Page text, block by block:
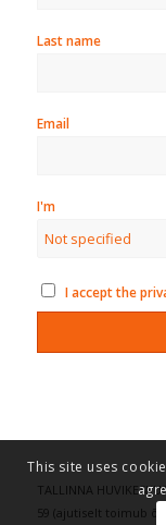
Last name
Email
I'm
I accept the
TALLINNA
59 (ajutiselt toimub
This site uses